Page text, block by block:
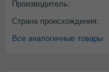
Производитель:
Страна происхождения:
Все аналогичные товары